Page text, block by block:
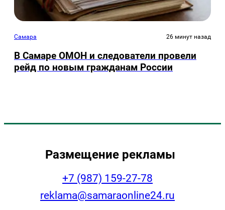
Самара 26 минут назад
В Самаре ОМОН и следователи провели
рейд по новым гражданам России
Размещение рекламы
+7 (987) 159-27-78
reklama@samaraonline24.ru